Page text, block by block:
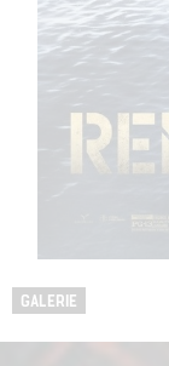
GALERIE